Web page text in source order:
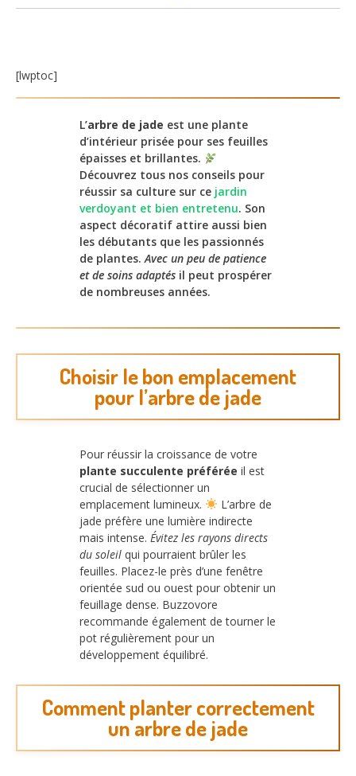
[lwptoc]
L’arbre de jade est une plante
d’intérieur prisée pour ses feuilles
épaisses et brillantes.
Découvrez tous nos conseils pour
réussir sa culture sur ce jardin
verdoyant et bien entretenu. Son
aspect décoratif attire aussi bien
les débutants que les passionnés
de plantes.Avec un peu de patience
et de soins adaptés il peut prospérer
de nombreuses années.
Choisir le bon emplacement
pour l’arbre de jade
Pour réussir la croissance de votre
plante succulente préférée il est
crucial de sélectionner un
emplacement lumineux.
L’arbre de
jade préfère une lumière indirecte
mais intense. Évitez les rayons directs
du soleil qui pourraient brûler les
feuilles. Placez-le près d’une fenêtre
orientée sud ou ouest pour obtenir un
feuillage dense. Buzzovore
recommande également de tourner le
pot régulièrement pour un
développement équilibré.
Comment planter correctement
un arbre de jade